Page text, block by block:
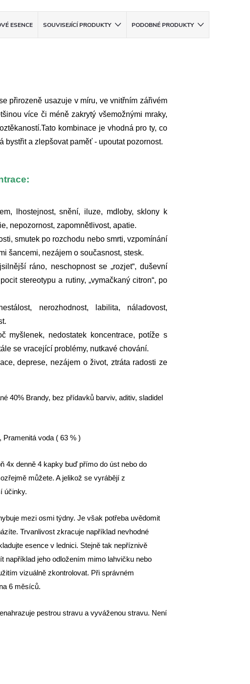
ESENCE SOUVISEJÍCÍ PRODUKTY PODOBNÉ PRODUKTY
přirozeně usazuje v míru, ve vnitřním zářivém
více či méně zakrytý všemožnými mraky,
kombinace je vhodná pro ty, co
bystřit a zlepšovat paměť - upoutat pozornost.
lhostejnost, snění, iluze, mdloby, sklony k
nepozornost, zapomnětlivost, apatie.
smutek po rozchodu nebo smrti, vzpomínání
šancemi, nezájem o současnost, stesk.
ráno, neschopnost se „rozjet“, duševní
stereotypu a rutiny, „vymačkaný citron“, po
nerozhodnost, labilita, náladovost,
myšlenek, nedostatek koncentrace, potíže s
se vracející problémy, nutkavé chování.
deprese, nezájem o život, ztráta radosti ze
40% Brandy, bez přídavků barviv, aditiv, sladidel
Pramenitá voda ( 63 % )
4x denně 4 kapky buď přímo do úst nebo do
můžete. A jelikož se vyrábějí z
účinky.
mezi osmi týdny. Je však potřeba uvědomit
Trvanlivost zkracuje například nevhodné
esence v lednici. Stejně tak nepříznivě
například jeho odložením mimo lahvičku nebo
vizuálně zkontrolovat. Při správném
6 měsíců.
pestrou stravu a vyváženou stravu. Není